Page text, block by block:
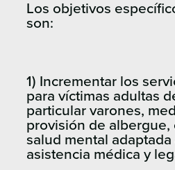
Los objetivos
son:
1) Incrementar los
para víctimas adultas
particular varones,
provisión de albergue,
salud mental adaptada
asistencia médica y